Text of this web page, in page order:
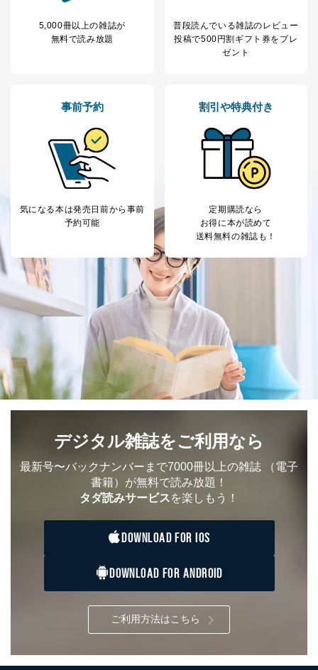
5,000冊以上の雑誌が
無料で読み放題
普段読んでいる雑誌のレビュー
投稿で500円割ギフト券をプレ
ゼント
事前予約
気になる本は発売日前から事前
予約可能
割引や特典付き
定期購読なら
お得に本が読めて
送料無料の雑誌も！
デジタル雑誌をご利用なら
最新号〜バックナンバーまで7000冊以上の雑誌 （電子
書籍）が無料で読み放題！
タダ読みサービスを楽しもう！
DOWNLOAD FOR IOS
DOWNLOAD FOR ANDROID
ご利用方法はこちら